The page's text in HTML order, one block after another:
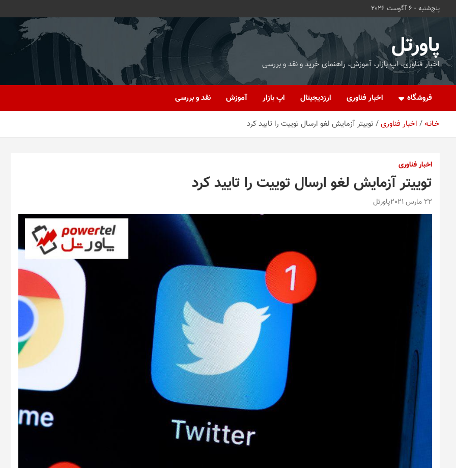
پنج‌شنبه - 6 آگوست 2026
پاورتل
اخبار فناوری، اپ بازار، آموزش، راهنمای خرید و نقد و بررسی
فروشگاه اخبار فناوری ارزدیجیتال اپ بازار آموزش نقد و بررسی
خـانـه اخبار فناوری توییتر آزمایش لغو ارسال توییت را تایید کرد
اخبار فناوری
توییتر آزمایش لغو ارسال توییت را تایید کرد
22 مارس 2021 پاورتل